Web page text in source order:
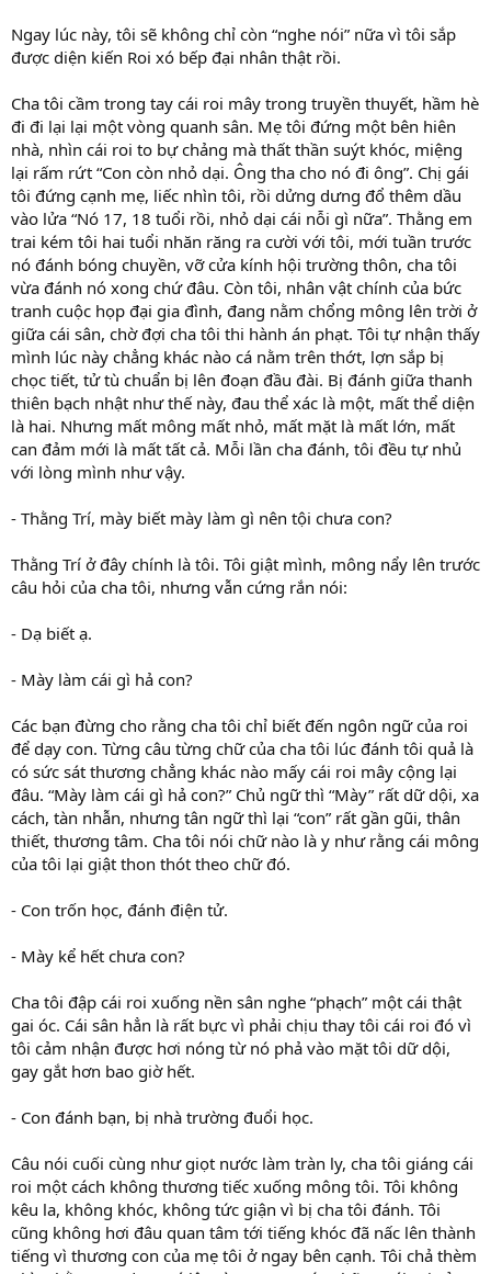
Ngay lúc này, tôi sẽ không chỉ còn “nghe nói” nữa vì tôi sắp
được diện kiến Roi xó bếp đại nhân thật rồi.
Cha tôi cầm trong tay cái roi mây trong truyền thuyết, hầm hè
đi đi lại lại một vòng quanh sân. Mẹ tôi đứng một bên hiên
nhà, nhìn cái roi to bự chảng mà thất thần suýt khóc, miệng
lại rấm rứt “Con còn nhỏ dại. Ông tha cho nó đi ông”. Chị gái
tôi đứng cạnh mẹ, liếc nhìn tôi, rồi dửng dưng đổ thêm dầu
vào lửa “Nó 17, 18 tuổi rồi, nhỏ dại cái nỗi gì nữa”. Thằng em
trai kém tôi hai tuổi nhăn răng ra cười với tôi, mới tuần trước
nó đánh bóng chuyền, vỡ cửa kính hội trường thôn, cha tôi
vừa đánh nó xong chứ đâu. Còn tôi, nhân vật chính của bức
tranh cuộc họp đại gia đình, đang nằm chổng mông lên trời ở
giữa cái sân, chờ đợi cha tôi thi hành án phạt. Tôi tự nhận thấy
mình lúc này chẳng khác nào cá nằm trên thớt, lợn sắp bị
chọc tiết, tử tù chuẩn bị lên đoạn đầu đài. Bị đánh giữa thanh
thiên bạch nhật như thế này, đau thể xác là một, mất thể diện
là hai. Nhưng mất mông mất nhỏ, mất mặt là mất lớn, mất
can đảm mới là mất tất cả. Mỗi lần cha đánh, tôi đều tự nhủ
với lòng mình như vậy.
- Thằng Trí, mày biết mày làm gì nên tội chưa con?
Thằng Trí ở đây chính là tôi. Tôi giật mình, mông nẩy lên trước
câu hỏi của cha tôi, nhưng vẫn cứng rắn nói:
- Dạ biết ạ.
- Mày làm cái gì hả con?
Các bạn đừng cho rằng cha tôi chỉ biết đến ngôn ngữ của roi
để dạy con. Từng câu từng chữ của cha tôi lúc đánh tôi quả là
có sức sát thương chẳng khác nào mấy cái roi mây cộng lại
đâu. “Mày làm cái gì hả con?” Chủ ngữ thì “Mày” rất dữ dội, xa
cách, tàn nhẫn, nhưng tân ngữ thì lại “con” rất gần gũi, thân
thiết, thương tâm. Cha tôi nói chữ nào là y như rằng cái mông
của tôi lại giật thon thót theo chữ đó.
- Con trốn học, đánh điện tử.
- Mày kể hết chưa con?
Cha tôi đập cái roi xuống nền sân nghe “phạch” một cái thật
gai óc. Cái sân hẳn là rất bực vì phải chịu thay tôi cái roi đó vì
tôi cảm nhận được hơi nóng từ nó phả vào mặt tôi dữ dội,
gay gắt hơn bao giờ hết.
- Con đánh bạn, bị nhà trường đuổi học.
Câu nói cuối cùng như giọt nước làm tràn ly, cha tôi giáng cái
roi một cách không thương tiếc xuống mông tôi. Tôi không
kêu la, không khóc, không tức giận vì bị cha tôi đánh. Tôi
cũng không hơi đâu quan tâm tới tiếng khóc đã nấc lên thành
tiếng vì thương con của mẹ tôi ở ngay bên cạnh. Tôi chả thèm